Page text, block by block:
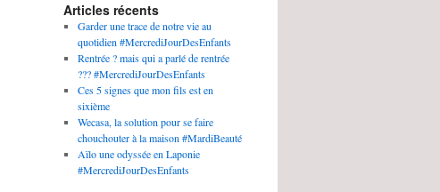
Articles récents
Garder une trace de notre vie au
quotidien #MercrediJourDesEnfants
Rentrée ? mais qui a parlé de rentrée
??? #MercrediJourDesEnfants
Ces 5 signes que mon fils est en
sixième
Wecasa, la solution pour se faire
chouchouter à la maison #MardiBeauté
Aïlo une odyssée en Laponie
#MercrediJourDesEnfants